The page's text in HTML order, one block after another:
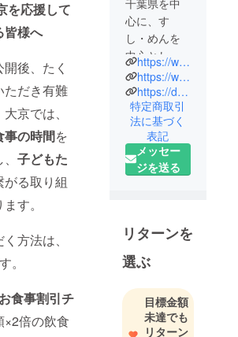
を応援して
皆様へ
後、たく
ただき有難
京では、
事の時間を
子どもた
がる取り組
す。
方法は、
。
食事割引チ
×2倍の飲食
千葉県を中
心に、す
し・めんを
中心とした
家族向け和
風レストラ
ン「すしめ
ん処 大京」
を展開。
「食を通し
て地域と社
とし、清潔
で明るく快
適な 店舗で
迎えする事
を心掛けて
おります。
https://www.dfs.co.jp/
https://www.instagram.com/sushimen_daikyo/
https://dfs.co.jp/info-cat/media/
特定商取引
法に基づく
表記
メッセー
ジを送る
リターンを
選ぶ
目標金額
未達でも
リターン